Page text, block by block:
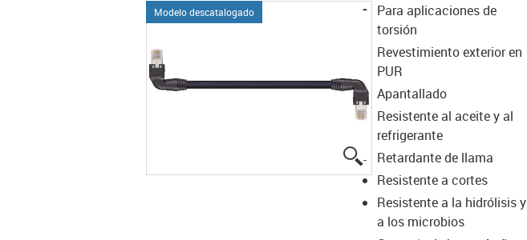
Modelo descatalogado
igus-icon-lupe
Para aplicaciones de
torsión
Revestimiento exterior en
PUR
Apantallado
Resistente al aceite y al
refrigerante
Retardante de llama
Resistente a cortes
Resistente a la hidrólisis y
a los microbios